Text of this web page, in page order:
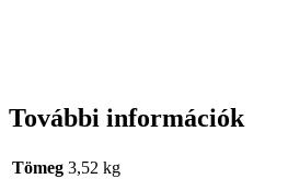
További információk
Tömeg 3,52 kg